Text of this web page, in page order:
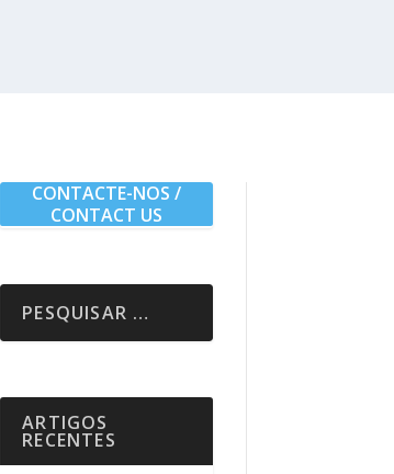
CONTACTE-NOS /
CONTACT US
ARTIGOS
RECENTES